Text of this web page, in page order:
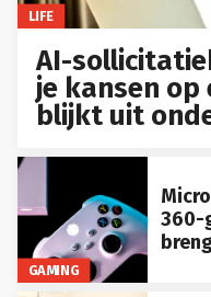
LIFE
AI-
je kansen op
blijkt uit
GAMING
360-